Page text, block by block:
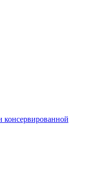
консервированной